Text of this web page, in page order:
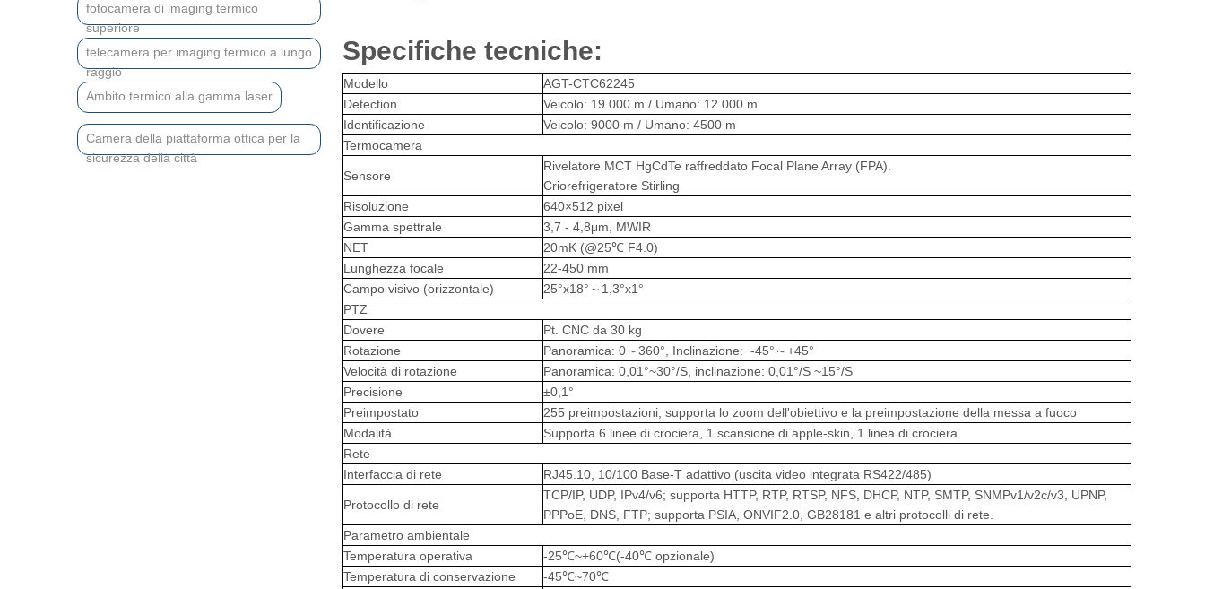
fotocamera di imaging termico
superiore
telecamera per imaging termico a lungo
raggio
Ambito termico alla gamma laser
Camera della piattaforma ottica per la
sicurezza della città
Specifiche tecniche:
Modello
AGT-CTC62245
Detection
Veicolo: 19.000 m / Umano: 12.000 m
Identificazione
Veicolo: 9000 m / Umano: 4500 m
Termocamera
Sensore
Rivelatore MCT HgCdTe raffreddato Focal Plane Array (FPA).
Criorefrigeratore Stirling
Risoluzione
640×512 pixel
Gamma spettrale
3,7 - 4,8μm, MWIR
NET
20mK (@25℃ F4.0)
Lunghezza focale
22-450 mm
Campo visivo (orizzontale)
25°x18°～1,3°x1°
PTZ
Dovere
Pt. CNC da 30 kg
Rotazione
Panoramica: 0～360°, Inclinazione: -45°～+45°
Velocità di rotazione
Panoramica: 0,01°~30°/S, inclinazione: 0,01°/S ~15°/S
Precisione
±0,1°
Preimpostato
255 preimpostazioni, supporta lo zoom dell'obiettivo e la preimpostazione della messa a fuoco
Modalità
Supporta 6 linee di crociera, 1 scansione di apple-skin, 1 linea di crociera
Rete
Interfaccia di rete
RJ45.10, 10/100 Base-T adattivo (uscita video integrata RS422/485)
Protocollo di rete
TCP/IP, UDP, IPv4/v6; supporta HTTP, RTP, RTSP, NFS, DHCP, NTP, SMTP, SNMPv1/v2c/v3, UPNP,
PPPoE, DNS, FTP; supporta PSIA, ONVIF2.0, GB28181 e altri protocolli di rete.
Parametro ambientale
Temperatura operativa
-25℃~+60℃(-40℃ opzionale)
Temperatura di conservazione
-45℃~70℃